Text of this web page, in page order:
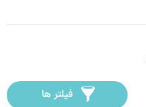
فیلتر ها